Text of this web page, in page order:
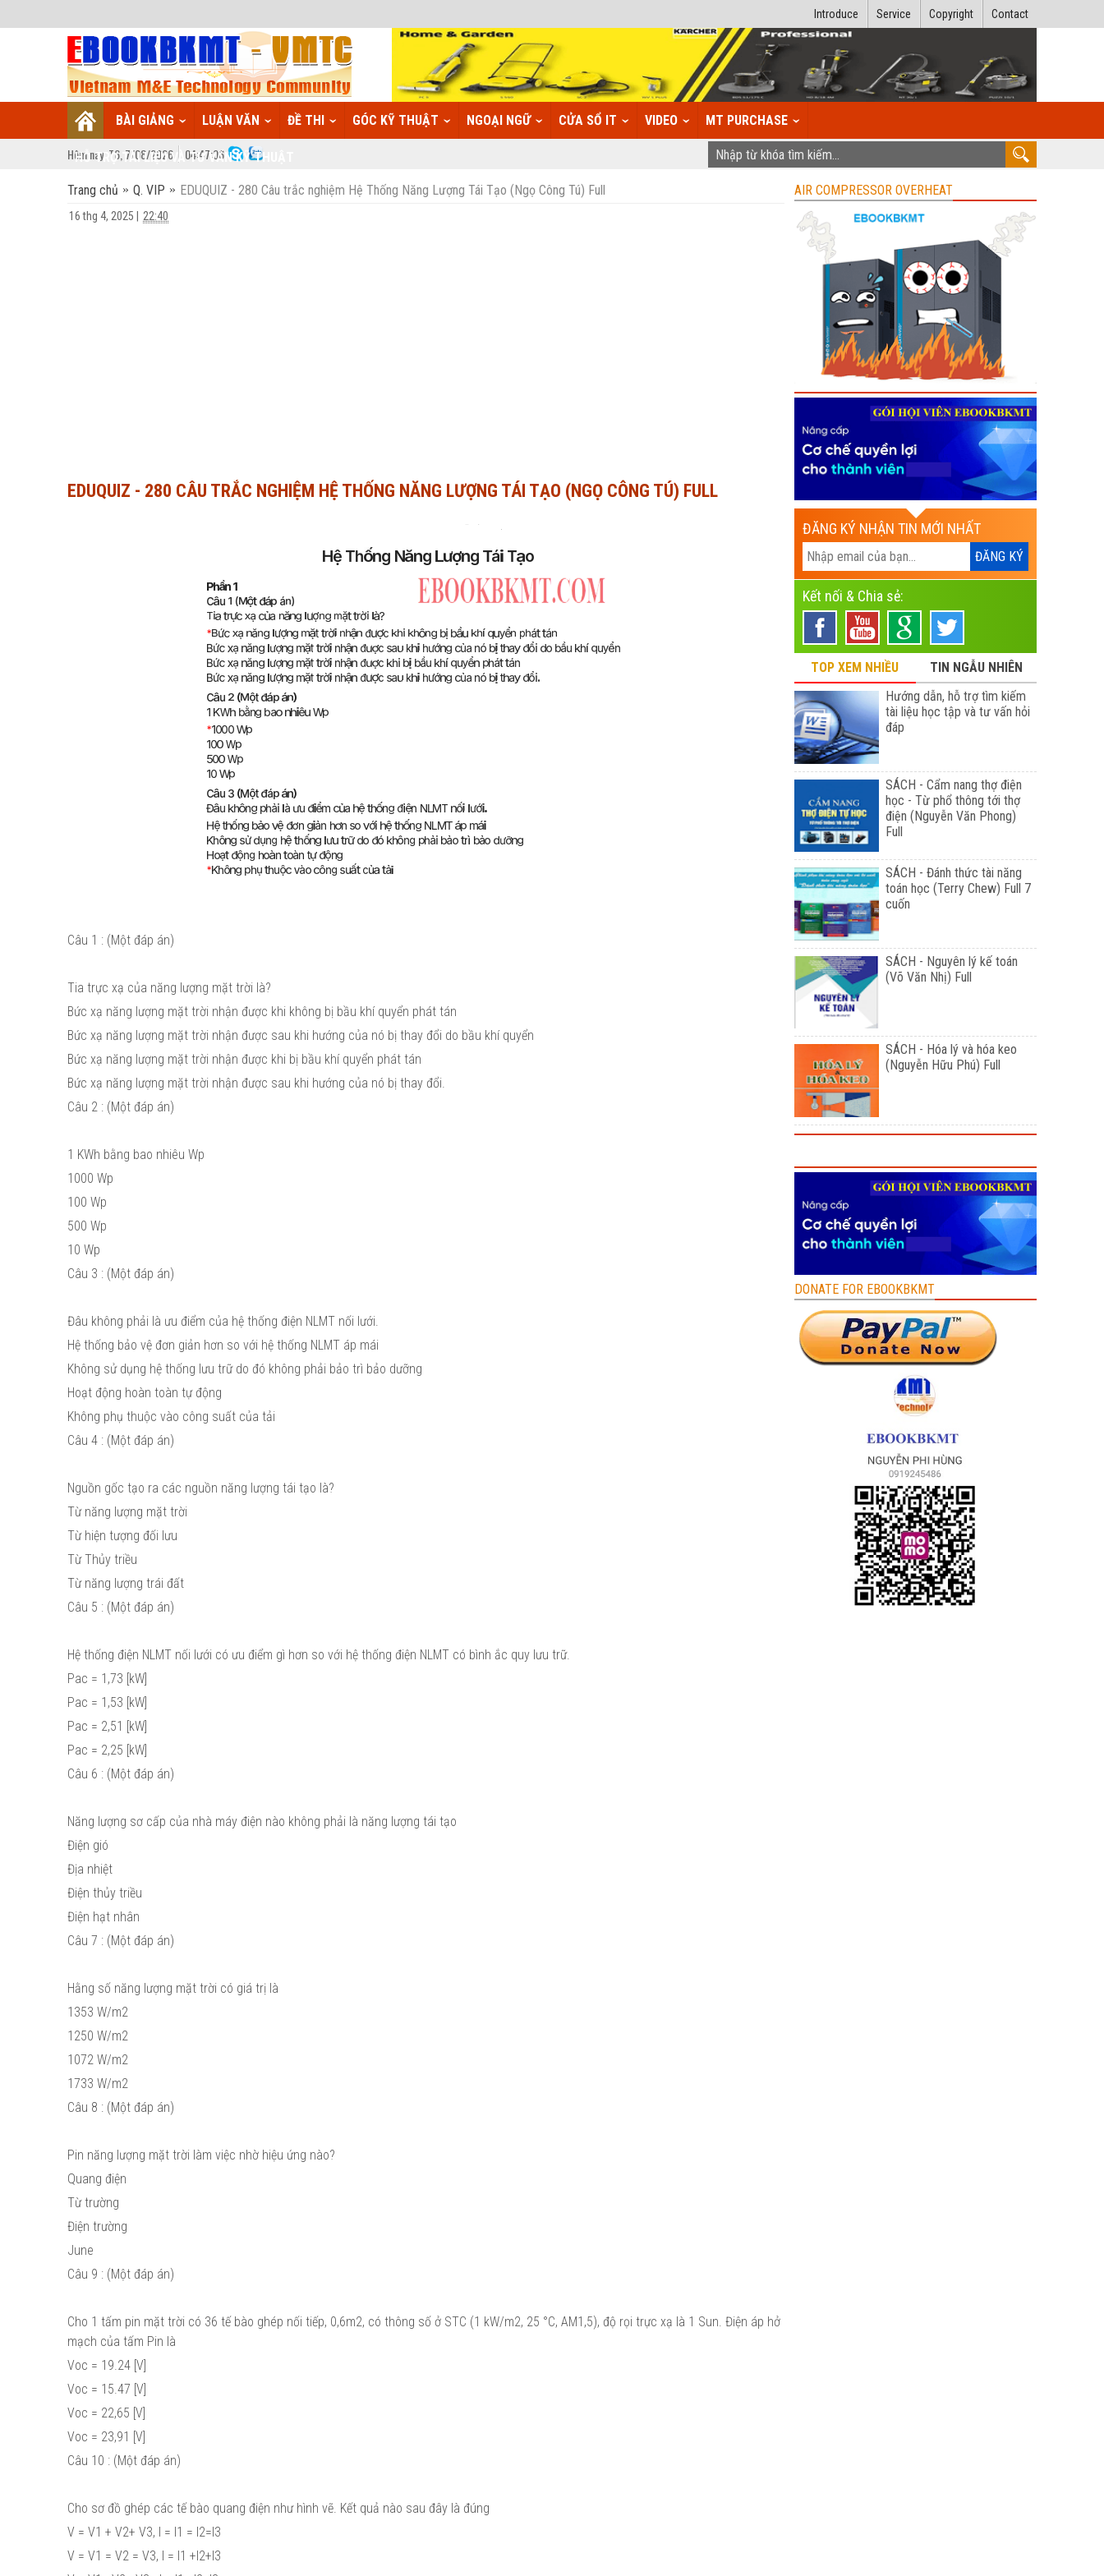
Contact
Copyright
Service
Introduce
BÀI GIẢNG LUẬN VĂN ĐỀ THI GÓC KỸ THUẬT NGOẠI NGỮ CỬA SỔ IT VIDEO MT PURCHASE
HỖ TRỢ TÀI LIỆU VÀ TƯ VẤN KỸ THUẬT
Hôm nay: T6, 7/08/2026 04:47:07
Trang chủ Q. VIP EDUQUIZ - 280 Câu trắc nghiệm Hệ Thống Năng Lượng Tái Tạo (Ngọ Công Tú) Full
16 thg 4, 2025 22:40
EDUQUIZ - 280 CÂU TRẮC NGHIỆM HỆ THỐNG NĂNG LƯỢNG TÁI TẠO (NGỌ CÔNG TÚ) FULL
Câu 1 : (Một đáp án)
Tia trực xạ của năng lượng mặt trời là?
Bức xạ năng lượng mặt trời nhận được khi không bị bầu khí quyển phát tán
Bức xạ năng lượng mặt trời nhận được sau khi hướng của nó bị thay đổi do bầu khí quyển
Bức xạ năng lượng mặt trời nhận được khi bị bầu khí quyển phát tán
Bức xạ năng lượng mặt trời nhận được sau khi hướng của nó bị thay đổi.
Câu 2 : (Một đáp án)
1 KWh bằng bao nhiêu Wp
1000 Wp
100 Wp
500 Wp
10 Wp
Câu 3 : (Một đáp án)
Đâu không phải là ưu điểm của hệ thống điện NLMT nối lưới.
Hệ thống bảo vệ đơn giản hơn so với hệ thống NLMT áp mái
Không sử dụng hệ thống lưu trữ do đó không phải bảo trì bảo dưỡng
Hoạt động hoàn toàn tự động
Không phụ thuộc vào công suất của tải
Câu 4 : (Một đáp án)
Nguồn gốc tạo ra các nguồn năng lượng tái tạo là?
Từ năng lượng mặt trời
Từ hiện tượng đối lưu
Từ Thủy triều
Từ năng lượng trái đất
Câu 5 : (Một đáp án)
Hệ thống điện NLMT nối lưới có ưu điểm gì hơn so với hệ thống điện NLMT có bình ắc quy lưu trữ.
Pac = 1,73 [kW]
Pac = 1,53 [kW]
Pac = 2,51 [kW]
Pac = 2,25 [kW]
Câu 6 : (Một đáp án)
Năng lượng sơ cấp của nhà máy điện nào không phải là năng lượng tái tạo
Điện gió
Địa nhiệt
Điện thủy triều
Điện hạt nhân
Câu 7 : (Một đáp án)
Hằng số năng lượng mặt trời có giá trị là
1353 W/m2
1250 W/m2
1072 W/m2
1733 W/m2
Câu 8 : (Một đáp án)
Pin năng lượng mặt trời làm việc nhờ hiệu ứng nào?
Quang điện
Từ trường
Điện trường
June
Câu 9 : (Một đáp án)
Cho 1 tấm pin mặt trời có 36 tế bào ghép nối tiếp, 0,6m2, có thông số ở STC (1 kW/m2, 25 °C, AM1,5), độ rọi trực xạ là 1 Sun. Điện áp hở
mạch của tấm Pin là
Voc = 19.24 [V]
Voc = 15.47 [V]
Voc = 22,65 [V]
Voc = 23,91 [V]
Câu 10 : (Một đáp án)
Cho sơ đồ ghép các tế bào quang điện như hình vẽ. Kết quả nào sau đây là đúng
V = V1 + V2+ V3, I = I1 = I2=I3
V = V1 = V2 = V3, I = I1 +I2+I3
AIR COMPRESSOR OVERHEAT
ĐĂNG KÝ NHẬN TIN MỚI NHẤT
Kết nối & Chia sẻ:
TOP XEM NHIỀU
TIN NGẪU NHIÊN
Hướng dẫn, hỗ trợ tìm kiếm
tài liệu học tập và tư vấn hỏi
đáp
SÁCH - Cẩm nang thợ điện
học - Từ phổ thông tới thợ
điện (Nguyễn Văn Phong)
Full
SÁCH - Đánh thức tài năng
toán học (Terry Chew) Full 7
cuốn
SÁCH - Nguyên lý kế toán
(Võ Văn Nhị) Full
SÁCH - Hóa lý và hóa keo
(Nguyễn Hữu Phú) Full
DONATE FOR EBOOKBKMT